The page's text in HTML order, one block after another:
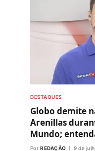
DESTAQUES
Globo demite
Arenillas
Mundo;
Por REDAÇÃO 9 de